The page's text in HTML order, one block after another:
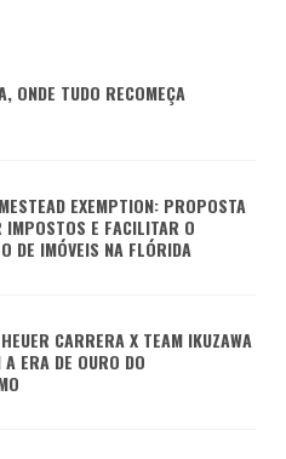
ONDE TUDO RECOMEÇA
EXEMPTION: PROPOSTA
IMPOSTOS E FACILITAR O
DE IMÓVEIS NA FLÓRIDA
CARRERA X TEAM IKUZAWA
A ERA DE OURO DO